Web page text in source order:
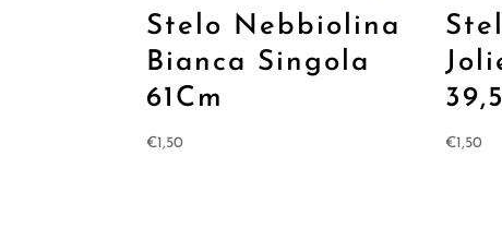
Stelo Nebbiolina
Bianca Singola
61Cm
€1,50 €1,50